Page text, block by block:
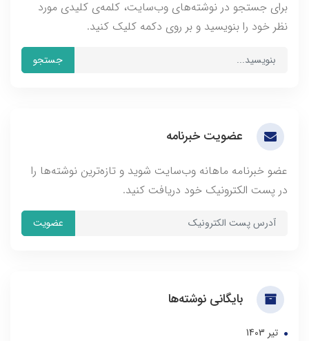
برای جستجو در نوشته‌های وب‌سایت، کلمه‌ی کلیدی مورد
نظر خود را بنویسید و بر روی دکمه کلیک کنید.
جستجو
عضویت خبرنامه
عضو خبرنامه ماهانه وب‌سایت شوید و تازه‌ترین نوشته‌ها را
در پست الکترونیک خود دریافت کنید.
عضویت
بایگانی نوشته‌ها
تير 1403